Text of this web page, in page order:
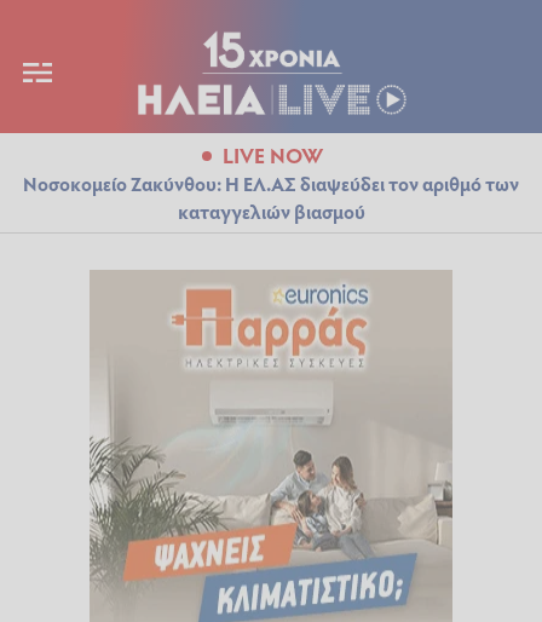
LIVE NOW
Νοσοκομείο Ζακύνθου: Η ΕΛ.ΑΣ διαψεύδει τον αριθμό των
καταγγελιών βιασμού